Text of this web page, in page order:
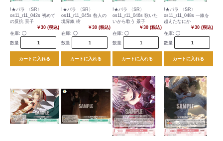
!★パラ 〈SR〉
os11_r11_042s 初めて
の反抗 景子
￥30 (税込)
在庫: ◯
数量
カートに入れる
!★パラ 〈SR〉
os11_r11_045s 咎人の
境界線 樹
￥30 (税込)
在庫: ◯
数量
カートに入れる
!★パラ 〈SR〉
os11_r11_046s 歌いた
いから歌う 景子
￥30 (税込)
在庫: ◯
数量
カートに入れる
!★パラ 〈SR〉
os11_r11_048s 一線を
越えたなにか
￥30 (税込)
在庫: ◯
数量
カートに入れる